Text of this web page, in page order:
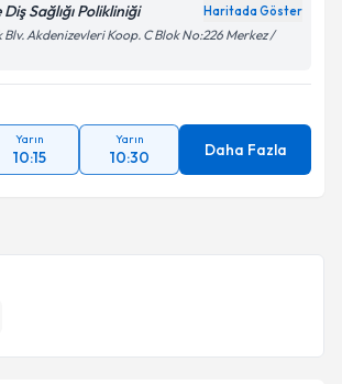
Diş Sağlığı Polikliniği Haritada Göster
Akdenizevleri Koop. C Blok No:226 Merkez /
Yarın
10:15
Yarın
10:30 Daha Fazla